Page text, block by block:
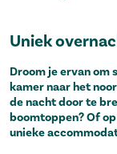
Uniek
Droom je ervan om
kamer naar het
de nacht door te
boomtoppen? Of
unieke